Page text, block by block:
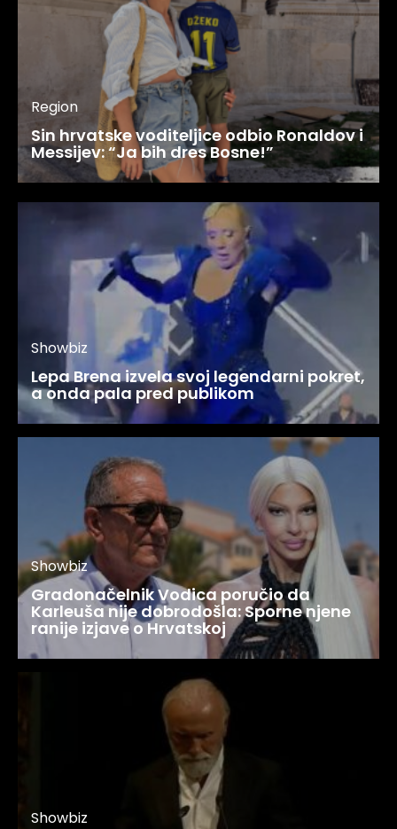
Region
Sin hrvatske voditeljice odbio Ronaldov i
Messijev: “Ja bih dres Bosne!”
Showbiz
Lepa Brena izvela svoj legendarni pokret,
a onda pala pred publikom
Showbiz
Gradonačelnik Vodica poručio da
Karleuša nije dobrodošla: Sporne njene
ranije izjave o Hrvatskoj
Showbiz